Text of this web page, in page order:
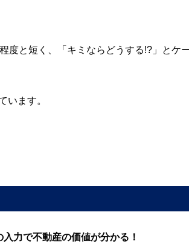
度と短く、「キミならどうする!?」とケ
います。
力で不動産の価値が分かる！